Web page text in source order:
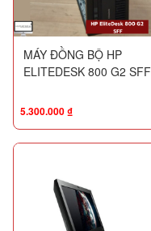
MÁY ĐỒNG BỘ HP
ELITEDESK 800 G2 SFF
5.300.000₫